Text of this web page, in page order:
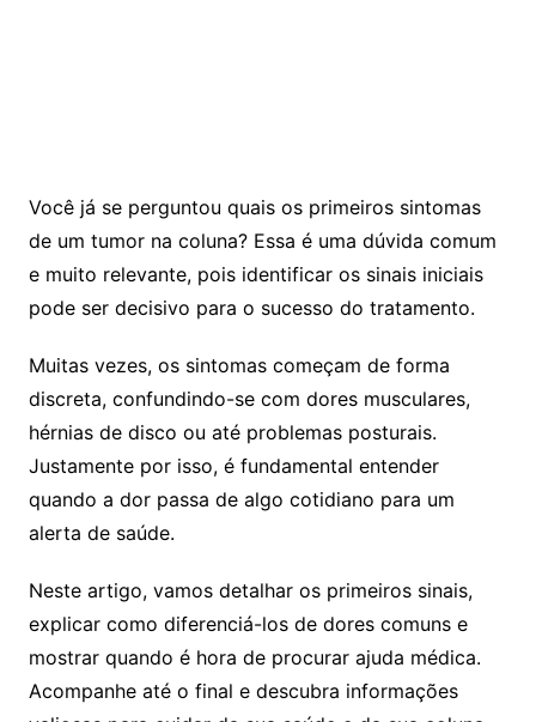
Você já se perguntou quais os primeiros sintomas
de um tumor na coluna? Essa é uma dúvida comum
e muito relevante, pois identificar os sinais iniciais
pode ser decisivo para o sucesso do tratamento.
Muitas vezes, os sintomas começam de forma
discreta, confundindo-se com dores musculares,
hérnias de disco ou até problemas posturais.
Justamente por isso, é fundamental entender
quando a dor passa de algo cotidiano para um
alerta de saúde.
Neste artigo, vamos detalhar os primeiros sinais,
explicar como diferenciá-los de dores comuns e
mostrar quando é hora de procurar ajuda médica.
Acompanhe até o final e descubra informações